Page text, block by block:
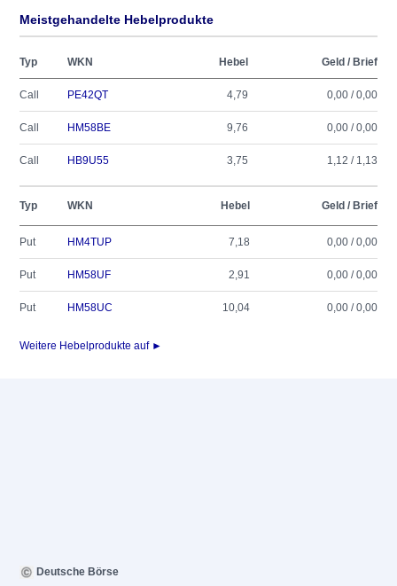
Meistgehandelte Hebelprodukte
Typ WKN Hebel Geld / Brief
Call PE42QT 4,79 0,00 / 0,00
Call HM58BE 9,76 0,00 / 0,00
Call HB9U55 3,75 1,12 / 1,13
Typ WKN Hebel Geld / Brief
Put HM4TUP 7,18 0,00 / 0,00
Put HM58UF 2,91 0,00 / 0,00
Put HM58UC 10,04 0,00 / 0,00
Weitere Hebelprodukte auf ►
Deutsche Börse